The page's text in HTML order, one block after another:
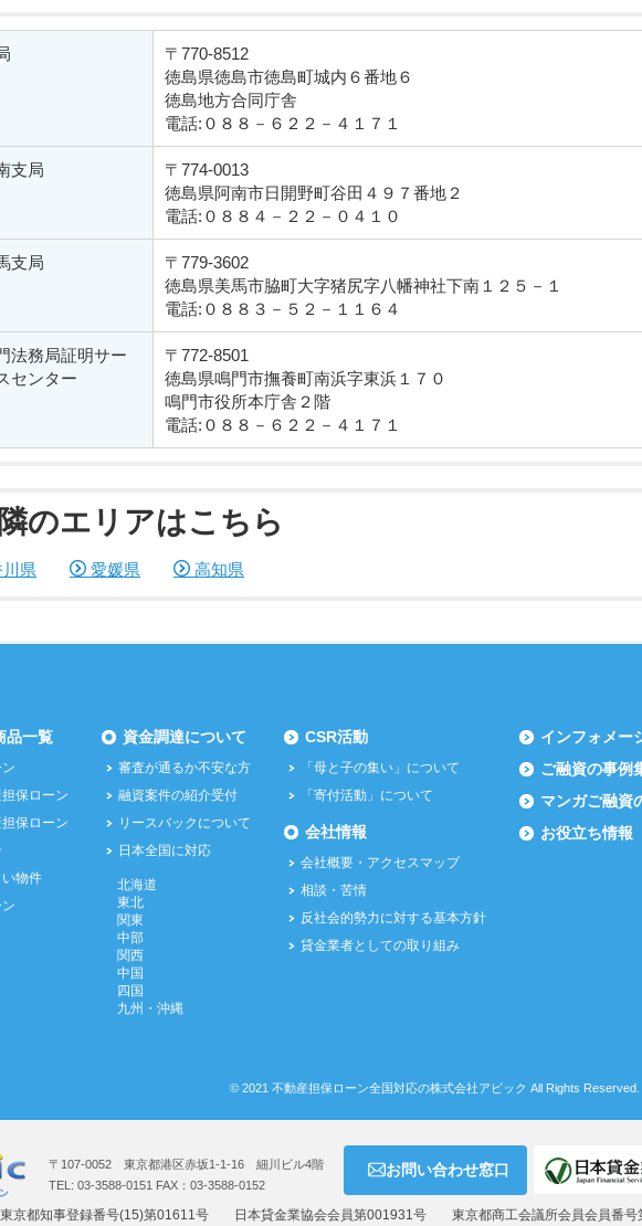
〒770-8512
徳島県徳島市徳島町城内６番地６
徳島地方合同庁舎
電話:０８８－６２２－４１７１
支局
〒774-0013
徳島県阿南市日開野町谷田４９７番地２
電話:０８８４－２２－０４１０
支局
〒779-3602
徳島県美馬市脇町大字猪尻字八幡神社下南１２５－１
電話:０８８３－５２－１１６４
法務局証明サー
センター
〒772-8501
徳島県鳴門市撫養町南浜字東浜１７０
鳴門市役所本庁舎２階
電話:０８８－６２２－４１７１
のエリアはこちら
県 愛媛県 高知県
品一覧
保ローン
保ローン
物件
資金調達について
審査が通るか不安な方
融資案件の紹介受付
リースバックについて
日本全国に対応
北海道
東北
関東
中部
関西
中国
四国
九州・沖縄
CSR活動
「母と子の集い」について
「寄付活動」について
会社情報
会社概要・アクセスマップ
相談・苦情
反社会的勢力に対する基本方針
貸金業者としての取り組み
インフォメー
ご融資の事例
マンガご融資
お役立ち情報
©2021 不動産担保ローン全国対応の株式会社アビック All Rights Reserved.
〒107-0052 東京都港区赤坂1-1-16 細川ビル4階
TEL: 03-3588-0151 FAX：03-3588-0152
お問い合わせ窓口
京都知事登録番号(15)第01611号 日本貸金業協会会員第001931号 東京都商工会議所会員会員番